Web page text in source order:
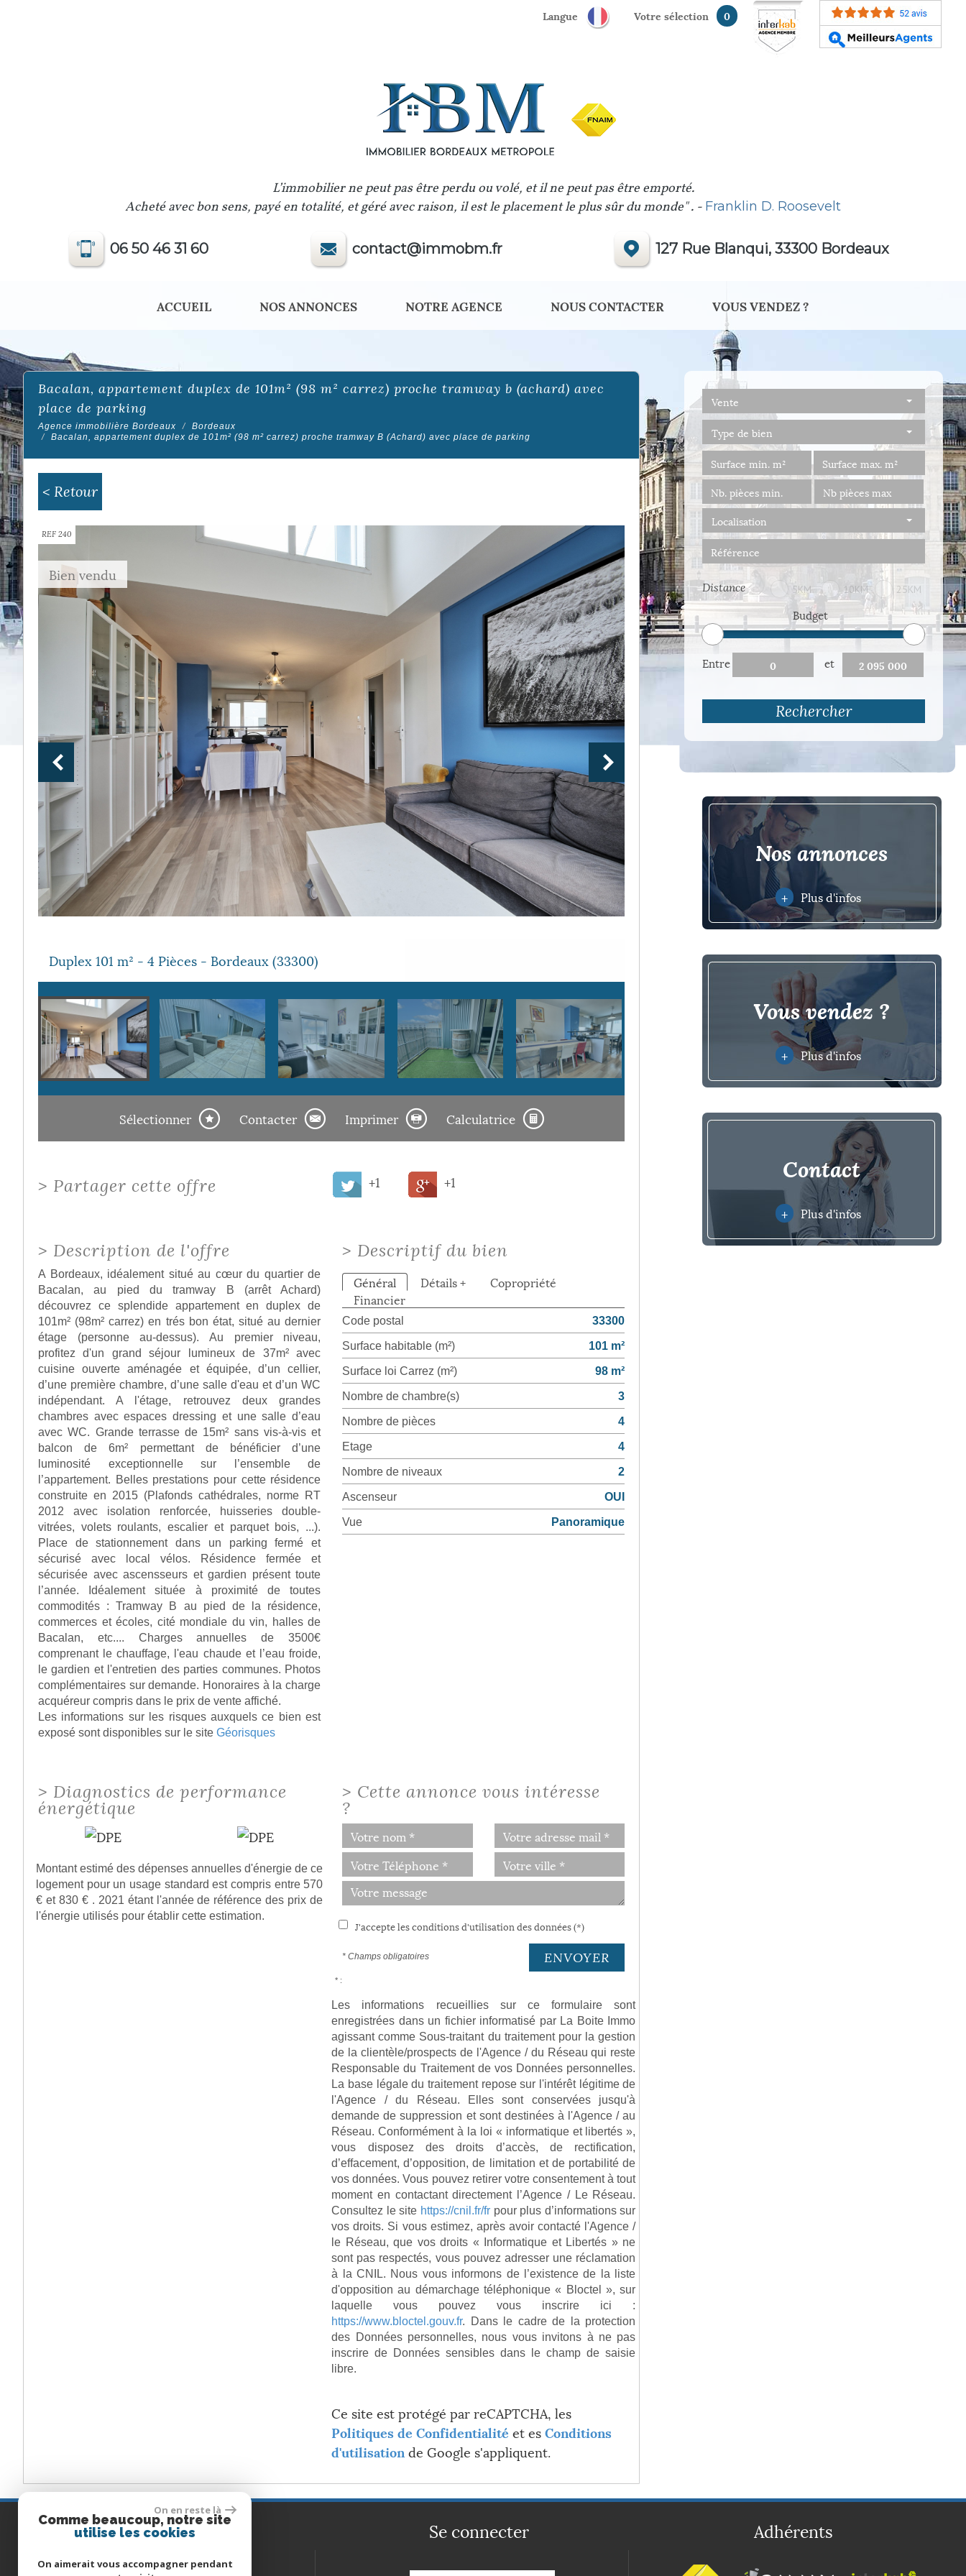
Langue votre sélection 0
L’immobilier ne peut pas être perdu ou volé, et il ne peut pas être emporté.
Acheté avec bon sens, payé en totalité, et géré avec raison, il est le placement le plus sûr du monde" . - Franklin D. Roosevelt
06 50 46 31 60 contact@immobm.fr 127 Rue Blanqui, 33300 Bordeaux
ACCUEIL NOS ANNONCES NOTRE AGENCE NOUS CONTACTER VOUS VENDEZ ?
Vente
Type de bien
Localisation
Distance 5KM 10KM 25KM
Budget
Entre et
Rechercher
bacalan, appartement duplex de 101m² (98 m² carrez) proche tramway b (achard) avec
place de parking
Agence immobilière Bordeaux
Bordeaux
Bacalan, appartement duplex de 101m² (98 m² carrez) proche tramway B (Achard) avec place de parking
< Retour
Duplex 101 m² - 4 Pièces - Bordeaux (33300)
REF 240
Bien vendu
Sélectionner Contacter Imprimer Calculatrice
> Partager cette offre +1 +1
> Description de l'offre
A Bordeaux, idéalement situé au cœur du quartier de
Bacalan, au pied du tramway B (arrêt Achard)
découvrez ce splendide appartement en duplex de
101m² (98m² carrez) en trés bon état, situé au dernier
étage (personne au-dessus). Au premier niveau,
profitez d'un grand séjour lumineux de 37m² avec
cuisine ouverte aménagée et équipée, d’un cellier,
d’une première chambre, d’une salle d'eau et d’un WC
indépendant. A l'étage, retrouvez deux grandes
chambres avec espaces dressing et une salle d’eau
avec WC. Grande terrasse de 15m² sans vis-à-vis et
balcon de 6m² permettant de bénéficier d’une
luminosité exceptionnelle sur l’ensemble de
l’appartement. Belles prestations pour cette résidence
construite en 2015 (Plafonds cathédrales, norme RT
2012 avec isolation renforcée, huisseries double-
vitrées, volets roulants, escalier et parquet bois, ...).
Place de stationnement dans un parking fermé et
sécurisé avec local vélos. Résidence fermée et
sécurisée avec ascensseurs et gardien présent toute
l’année. Idéalement située à proximité de toutes
commodités : Tramway B au pied de la résidence,
commerces et écoles, cité mondiale du vin, halles de
Bacalan, etc.... Charges annuelles de 3500€
comprenant le chauffage, l'eau chaude et l’eau froide,
le gardien et l'entretien des parties communes. Photos
complémentaires sur demande. Honoraires à la charge
acquéreur compris dans le prix de vente affiché.
Les informations sur les risques auxquels ce bien est
exposé sont disponibles sur le site Géorisques
> Descriptif du bien
Général Détails +
Copropriété
Financier
Code postal
33300
Surface habitable (m²)
101 m²
Surface loi Carrez (m²)
98 m²
Nombre de chambre(s)
3
Nombre de pièces
4
Etage
4
Nombre de niveaux
2
Ascenseur
OUI
Vue
Panoramique
> Diagnostics de performance
énergétique
Montant estimé des dépenses annuelles d'énergie de ce
logement pour un usage standard est compris entre 570
€ et 830 € . 2021 étant l'année de référence des prix de
l'énergie utilisés pour établir cette estimation.
> Cette annonce vous intéresse
?
J'accepte les conditions d'utilisation des données (*)
* Champs obligatoires ENVOYER
* :
Les informations recueillies sur ce formulaire sont
enregistrées dans un fichier informatisé par La Boite Immo
agissant comme Sous-traitant du traitement pour la gestion
de la clientèle/prospects de l'Agence / du Réseau qui reste
Responsable du Traitement de vos Données personnelles.
La base légale du traitement repose sur l'intérêt légitime de
l'Agence / du Réseau. Elles sont conservées jusqu'à
demande de suppression et sont destinées à l'Agence / au
Réseau. Conformément à la loi « informatique et libertés »,
vous disposez des droits d’accès, de rectification,
d’effacement, d’opposition, de limitation et de portabilité de
vos données. Vous pouvez retirer votre consentement à tout
moment en contactant directement l’Agence / Le Réseau.
Consultez le site https://cnil.fr/frpour plus d’informations sur
vos droits. Si vous estimez, après avoir contacté l'Agence /
le Réseau, que vos droits « Informatique et Libertés » ne
sont pas respectés, vous pouvez adresser une réclamation
à la CNIL. Nous vous informons de l’existence de la liste
d'opposition au démarchage téléphonique « Bloctel », sur
laquelle vous pouvez vous inscrire ici :
https://www.bloctel.gouv.fr. Dans le cadre de la protection
des Données personnelles, nous vous invitons à ne pas
inscrire de Données sensibles dans le champ de saisie
libre.
Ce site est protégé par reCAPTCHA, les
Politiques de Confidentialité et esConditions
d'utilisation de Google s'appliquent.
nos annonces
Plus d'infos
+
vous vendez ?
Plus d'infos
+
contact
Plus d'infos
+
Contactez-nous
TÉL : 06 50 46 31 60
Se connecter Adhérents
On en reste là
Comme beaucoup, notre site
utilise les cookies
On aimerait vous accompagner pendant